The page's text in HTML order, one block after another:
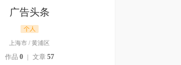
广告头条
上海市 / 黄浦区
作品 0 | 文章 57